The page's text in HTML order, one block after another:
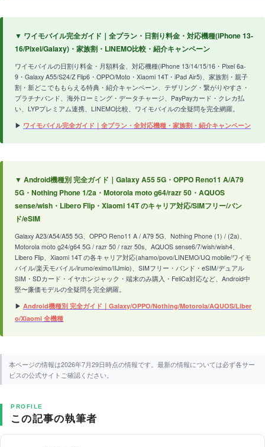
▼ ワイモバイル完全ガイド｜全プラン・日割り料金・対応機種(iPhone 13-
16/Pixel/Galaxy)・家族割・LINEMO比較・紹介キャンペーン
ワイモバイルの日割り料金・月額料金、対応機種(iPhone 13/14/15/16・Pixel 6a-
9・Galaxy A55/S24/Z Flip6・OPPO/Moto・Xiaomi 14T・iPad Air5)、家族割・親子
割・新どこでももらえる特典・紹介キャンペーン、テザリング・繋がりやすさ・
プラチナバンド、海外ローミング・データチャージ、PayPayカード・クレカ払
い、LYPプレミアム連携、LINEMO比較、ワイモバイルの全疑問を完全網羅。
▶ ワイモバイル完全ガイド｜全プラン・全対応機種・家族割・紹介キャンペーン
▼ Android機種別 完全ガイド｜Galaxy A55 5G・OPPO Reno11 A/A79
5G・Nothing Phone 1/2a・Motorola moto g64/razr 50・AQUOS
sense/wish・Libero Flip・Xiaomi 14T のキャリア対応/SIMフリー/バン
ド/eSIM
Galaxy A23/A54/A55 5G、OPPO Reno11 A / A79 5G、Nothing Phone (1) / (2a)、
Motorola moto g24/g64 5G / razr 50 / razr 50s、AQUOS sense6/7/wish/wish4、
Libero Flip、Xiaomi 14T の各キャリア対応(ahamo/povo/LINEMO/UQ mobile/ワイモ
バイル/楽天モバイル/irumo/eximo/IIJmio)、SIMフリー・バンド・eSIM/デュアル
SIM・SDカード・イヤホンジャック・端末のみ購入・FeliCa対応など、Android中
堅〜廉価モデルの全疑問を完全網羅。
▶ Android機種別 完全ガイド｜Galaxy/OPPO/Nothing/Motorola/AQUOS/Liber
o/Xiaomi 全機種
本ページの情報は2026年7月29日時点の情報です。最新の情報については必ず各サー
ビスの公式サイトご確認ください。
PROFILE
この記事の執筆者